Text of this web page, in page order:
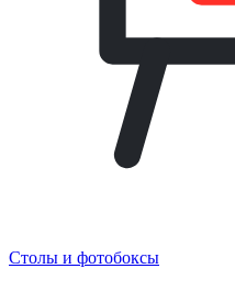
Столы и фотобоксы